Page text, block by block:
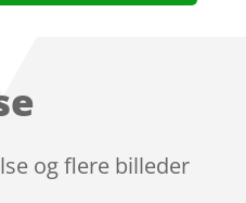
og flere billeder